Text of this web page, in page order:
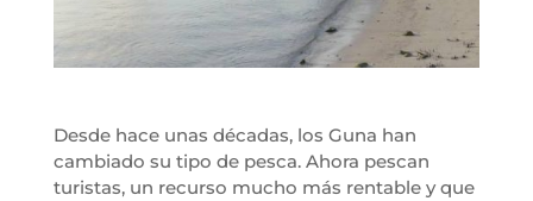
Desde hace unas décadas, los Guna han
cambiado su tipo de pesca. Ahora pescan
turistas, un recurso mucho más rentable y que